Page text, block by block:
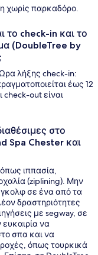
χωρίς παρκαδόρο.
το check-in και το
(DoubleTree by
λήξης check-in:
έως 12
out είναι
στο
Spa Chester και
ιππασία,
(ziplining). Μην
σε ένα από τα
δραστηριότητες
με segway, σε
να
σπα και να
όπως τουρκικά